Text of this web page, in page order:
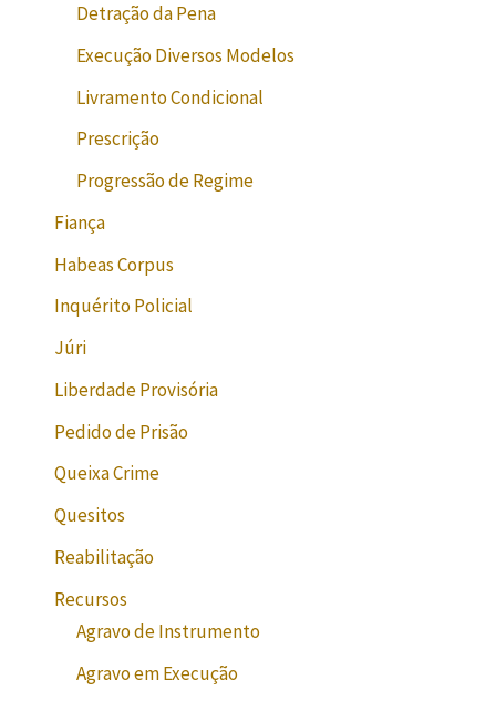
Detração da Pena
Execução Diversos Modelos
Livramento Condicional
Prescrição
Progressão de Regime
Fiança
Habeas Corpus
Inquérito Policial
Júri
Liberdade Provisória
Pedido de Prisão
Queixa Crime
Quesitos
Reabilitação
Recursos
Agravo de Instrumento
Agravo em Execução